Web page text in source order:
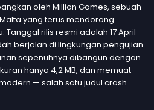
oleh Million Games, sebuah
yang terus mendorong
Tanggal rilis resmi adalah 17 April
berjalan di lingkungan pengujian
sepenuhnya dibangun dengan
hanya 4,2 MB, dan memuat
— salah satu judul crash